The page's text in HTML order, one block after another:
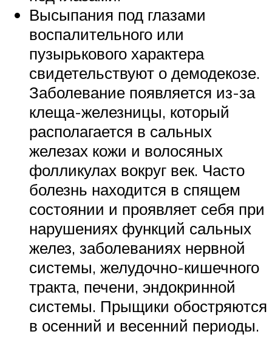
Высыпания под глазами
воспалительного или
пузырькового характера
свидетельствуют о демодекозе.
Заболевание появляется из-за
клеща-железницы, который
располагается в сальных
железах кожи и волосяных
фолликулах вокруг век. Часто
болезнь находится в спящем
состоянии и проявляет себя при
нарушениях функций сальных
желез, заболеваниях нервной
системы, желудочно-кишечного
тракта, печени, эндокринной
системы. Прыщики обостряются
в осенний и весенний периоды.